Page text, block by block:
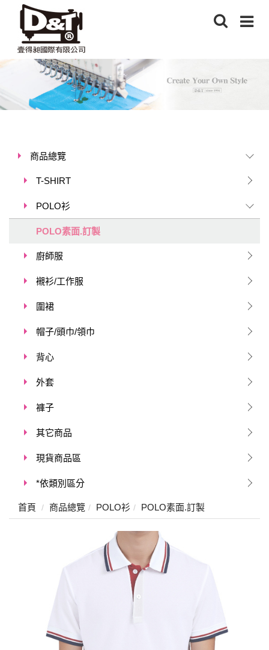
商品總覽
T-SHIRT
POLO衫
POLO素面.訂製
廚師服
襯衫/工作服
圍裙
帽子/頭巾/領巾
背心
外套
褲子
其它商品
現貨商品區
*依類別區分
首頁 商品總覽 POLO衫 POLO素面.訂製